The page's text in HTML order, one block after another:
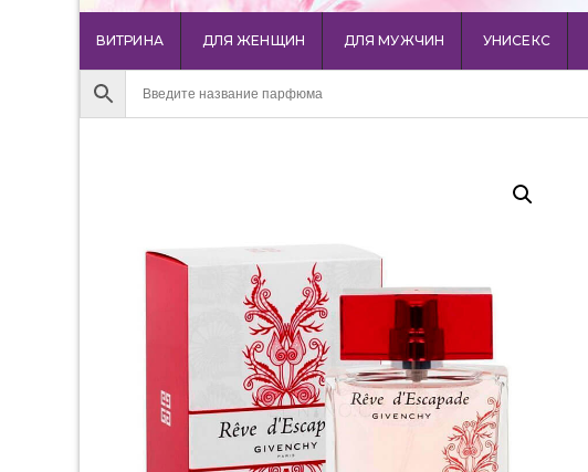
ВИТРИНА ДЛЯ ЖЕНЩИН ДЛЯ МУЖЧИН УНИСЕКС